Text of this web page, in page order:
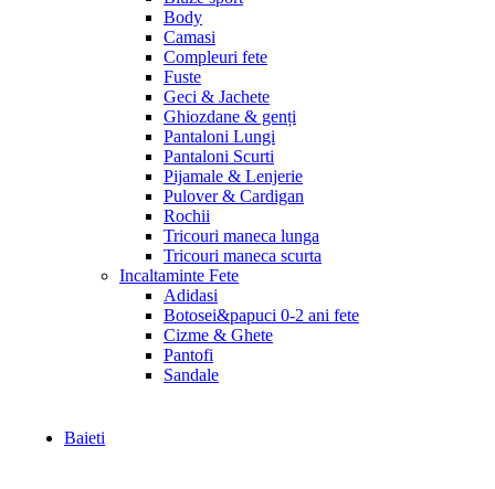
Body
Camasi
Compleuri fete
Fuste
Geci & Jachete
Ghiozdane & genți
Pantaloni Lungi
Pantaloni Scurti
Pijamale & Lenjerie
Pulover & Cardigan
Rochii
Tricouri maneca lunga
Tricouri maneca scurta
Incaltaminte Fete
Adidasi
Botosei&papuci 0-2 ani fete
Cizme & Ghete
Pantofi
Sandale
Baieti